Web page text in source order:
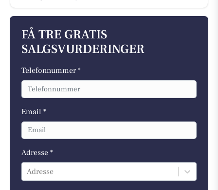
FÅ TRE GRATIS
SALGSVURDERINGER
Telefonnummer *
Email *
Adresse *
Adresse